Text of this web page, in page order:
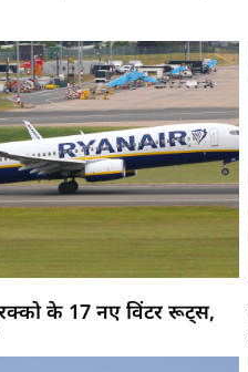
के 17 नए विंटर रूट्स,